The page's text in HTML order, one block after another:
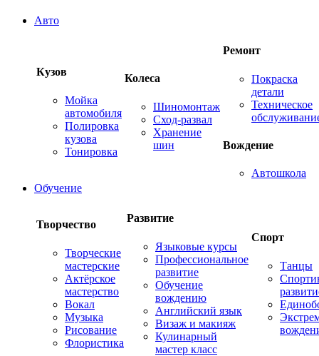
Авто
Кузов
Мойка
автомобиля
Полировка
кузова
Тонировка
Колеса
Шиномонтаж
Сход-развал
Хранение
шин
Ремонт
Покраска
детали
Техническое
Вождение
Автошкола
Обучение
Творчество
Творческие
мастерские
Актёрское
мастерство
Вокал
Музыка
Рисование
Флористика
Развитие
Языковые курсы
Профессиональное
развитие
Обучение
вождению
Английский язык
Визаж и макияж
Кулинарный
мастер класс
Спорт
Танцы